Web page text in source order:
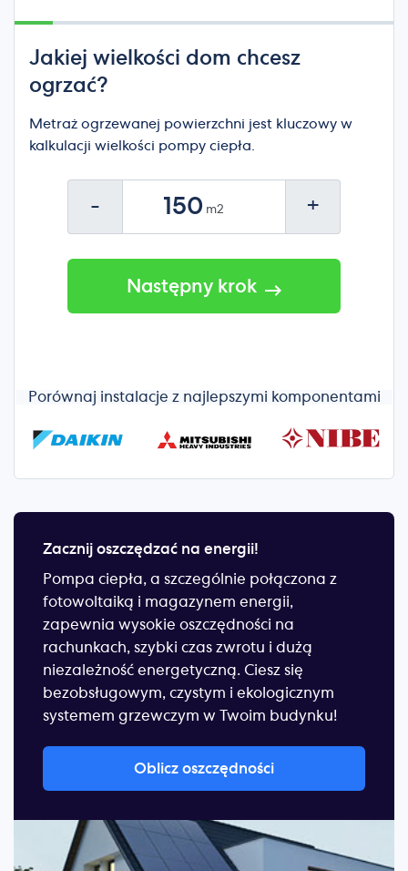
Jakiej wielkości dom chcesz
ogrzać?
Metraż ogrzewanej powierzchni jest kluczowy w
kalkulacji wielkości pompy ciepła.
- +
Następny krok
Porównaj instalacje z najlepszymi komponentami
Zacznij oszczędzać na energii!
Pompa ciepła, a szczególnie połączona z
fotowoltaiką i magazynem energii,
zapewnia wysokie oszczędności na
rachunkach, szybki czas zwrotu i dużą
niezależność energetyczną. Ciesz się
bezobsługowym, czystym i ekologicznym
systemem grzewczym w Twoim budynku!
Oblicz oszczędności